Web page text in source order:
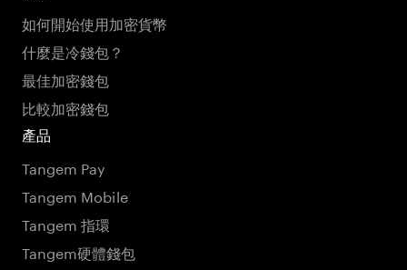
如何開始使用加密貨幣
什麼是冷錢包？
最佳加密錢包
比較加密錢包
產品
Tangem Pay
Tangem Mobile
Tangem 指環
Tangem硬體錢包